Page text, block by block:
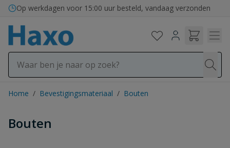
Ga naar de inhoud
Op werkdagen voor 15:00 uur besteld, vandaag verzonden
Home / Bevestigingsmateriaal / Bouten
Bouten